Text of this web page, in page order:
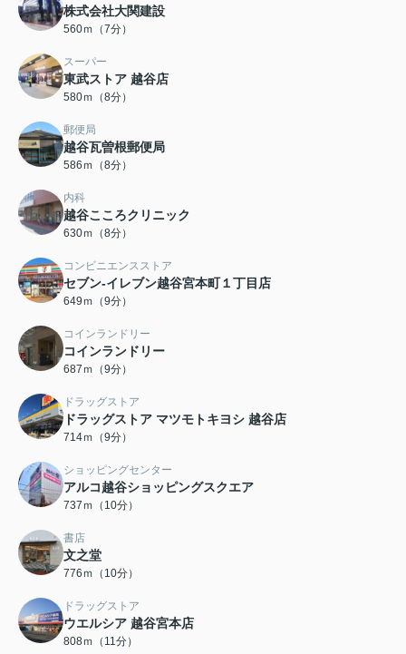
株式会社大関建設
560ｍ（7分）
スーパー
東武ストア 越谷店
580ｍ（8分）
郵便局
越谷瓦曽根郵便局
586ｍ（8分）
内科
越谷こころクリニック
630ｍ（8分）
コンビニエンスストア
セブン-イレブン越谷宮本町１丁目店
649ｍ（9分）
コインランドリー
コインランドリー
687ｍ（9分）
ドラッグストア
ドラッグストア マツモトキヨシ 越谷店
714ｍ（9分）
ショッピングセンター
アルコ越谷ショッピングスクエア
737ｍ（10分）
書店
文之堂
776ｍ（10分）
ドラッグストア
ウエルシア 越谷宮本店
808ｍ（11分）